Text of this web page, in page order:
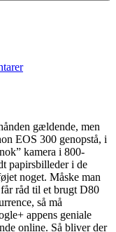
til
fusen
på
dig
gældende, men
EOS 300 genopstå, i
kamera i 800-
papirsbilleder i de
noget. Måske man
råd til et brugt D80
så må
appens geniale
online. Så bliver der